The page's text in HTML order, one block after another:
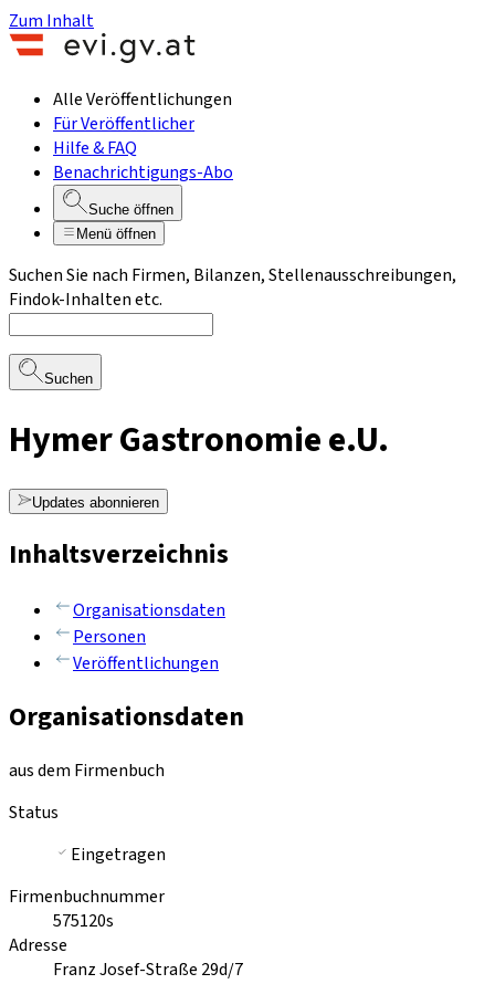
Zum Inhalt
Alle Veröffentlichungen
Für Veröffentlicher
Hilfe & FAQ
Benachrichtigungs-Abo
Suche öffnen
Menü öffnen
Suchen Sie nach Firmen, Bilanzen, Stellenausschreibungen,
Findok-Inhalten etc.
Suchen
Hymer Gastronomie e.U.
Updates abonnieren
Inhaltsverzeichnis
Organisationsdaten
Personen
Veröffentlichungen
Organisationsdaten
aus dem Firmenbuch
Status
Eingetragen
Firmenbuchnummer
575120s
Adresse
Franz Josef-Straße 29d/7